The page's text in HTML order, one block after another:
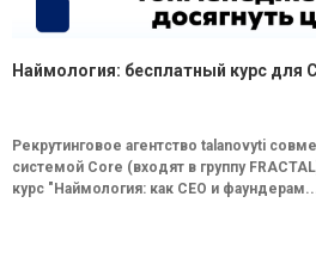
Наймология: бесплатный курс для
Рекрутинговое агентство talanovyti
системой Core (входят в группу
курс "Наймология: как СEO и